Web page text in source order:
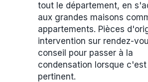
tout le département, en
aux grandes maisons
appartements. Pièces
intervention sur rendez-
conseil pour passer à la
condensation lorsque c'est
pertinent.